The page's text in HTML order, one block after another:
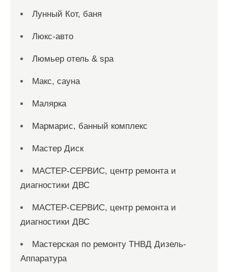
Лунный Кот, баня
Люкс-авто
Люмьер отель & spa
Макс, сауна
Малярка
Мармарис, банный комплекс
Мастер Диск
МАСТЕР-СЕРВИС, центр ремонта и
диагностики ДВС
МАСТЕР-СЕРВИС, центр ремонта и
диагностики ДВС
Мастерская по ремонту ТНВД Дизель-
Аппаратура